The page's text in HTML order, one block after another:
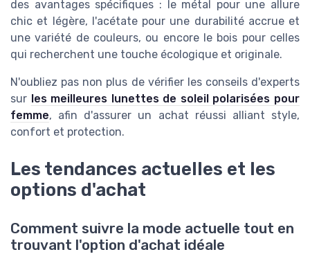
des avantages spécifiques : le métal pour une allure
chic et légère, l'acétate pour une durabilité accrue et
une variété de couleurs, ou encore le bois pour celles
qui recherchent une touche écologique et originale.
N'oubliez pas non plus de vérifier les conseils d'experts
sur les meilleures lunettes de soleil polarisées pour
femme, afin d'assurer un achat réussi alliant style,
confort et protection.
Les tendances actuelles et les
options d'achat
Comment suivre la mode actuelle tout en
trouvant l'option d'achat idéale